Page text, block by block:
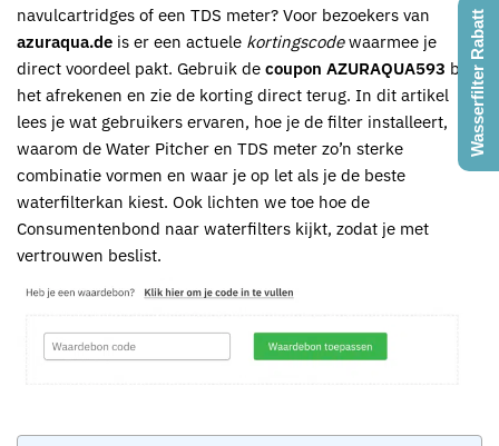
navulcartridges of een TDS meter? Voor bezoekers van
azuraqua.de is er een actuele kortingscodewaarmee je
direct voordeel pakt. Gebruik de coupon AZURAQUA593 bij
het afrekenen en zie de korting direct terug. In dit artikel
lees je wat gebruikers ervaren, hoe je de filter installeert,
waarom de Water Pitcher en TDS meter zo’n sterke
combinatie vormen en waar je op let als je de beste
waterfilterkan kiest. Ook lichten we toe hoe de
Consumentenbond naar waterfilters kijkt, zodat je met
vertrouwen beslist.
Wasserfilter Rabatt